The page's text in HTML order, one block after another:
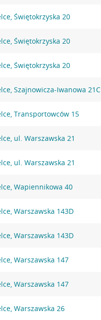
Świętokrzyska 20
Świętokrzyska 20
Świętokrzyska 20
Szajnowicza-Iwanowa 21C
Transportowców 15
ul. Warszawska 21
ul. Warszawska 21
Wapiennikowa 40
Warszawska 143D
Warszawska 143D
Warszawska 147
Warszawska 147
Warszawska 26